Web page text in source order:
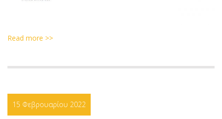
Read more >>
15 Φεβρουαρίου 2022